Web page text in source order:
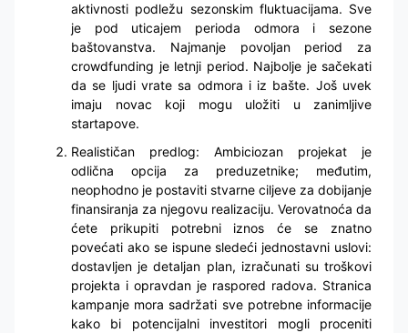
aktivnosti podležu sezonskim fluktuacijama. Sve
je pod uticajem perioda odmora i sezone
baštovanstva. Najmanje povoljan period za
crowdfunding je letnji period. Najbolje je sačekati
da se ljudi vrate sa odmora i iz bašte. Još uvek
imaju novac koji mogu uložiti u zanimljive
startapove.
Realističan predlog: Ambiciozan projekat je
odlična opcija za preduzetnike; međutim,
neophodno je postaviti stvarne ciljeve za dobijanje
finansiranja za njegovu realizaciju. Verovatnoća da
ćete prikupiti potrebni iznos će se znatno
povećati ako se ispune sledeći jednostavni uslovi:
dostavljen je detaljan plan, izračunati su troškovi
projekta i opravdan je raspored radova. Stranica
kampanje mora sadržati sve potrebne informacije
kako bi potencijalni investitori mogli proceniti